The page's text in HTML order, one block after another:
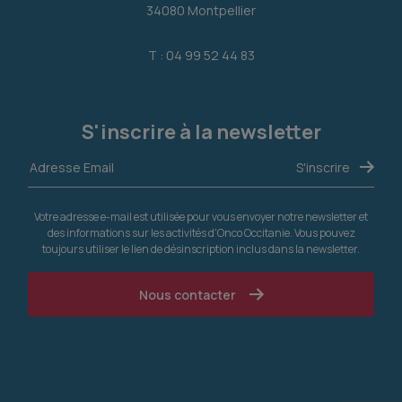
34080 Montpellier
T : 04 99 52 44 83
S'inscrire à la newsletter
Votre adresse e-mail est utilisée pour vous envoyer notre newsletter et
des informations sur les activités d'Onco Occitanie. Vous pouvez
toujours utiliser le lien de désinscription inclus dans la newsletter.
Nous contacter